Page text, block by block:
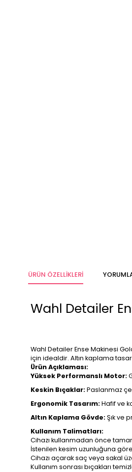
ÜRÜN ÖZELLIKLERI
Wahl Detailer
Wahl Detailer Ense Makinesi
için idealdir. Altın kaplama
Ürün Açıklaması:
Yüksek Performanslı Motor:
Keskin Bıçaklar:Paslanmaz
Ergonomik Tasarım:Hafif ve
Altın Kaplama Gövde:Şık ve
Kullanım Talimatları:
Cihazı kullanmadan önce
İstenilen kesim uzunluğuna göre
Cihazı açarak saç veya sakal
Kullanım sonrası bıçakları